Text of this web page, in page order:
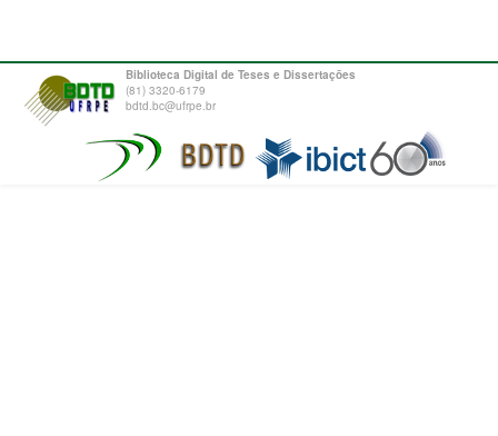
Biblioteca Digital de Teses e Dissertações
(81) 3320-6179
bdtd.bc@ufrpe.br